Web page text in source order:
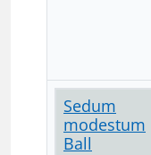
Sedum
modestum
Ball